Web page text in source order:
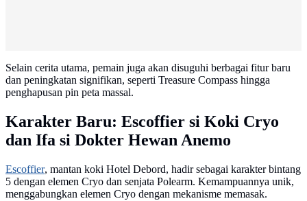
Selain cerita utama, pemain juga akan disuguhi berbagai fitur baru
dan peningkatan signifikan, seperti Treasure Compass hingga
penghapusan pin peta massal.
Karakter Baru: Escoffier si Koki Cryo
dan Ifa si Dokter Hewan Anemo
Escoffier, mantan koki Hotel Debord, hadir sebagai karakter bintang
5 dengan elemen Cryo dan senjata Polearm. Kemampuannya unik,
menggabungkan elemen Cryo dengan mekanisme memasak.